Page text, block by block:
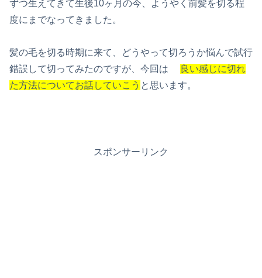
ずつ生えてきて生後10ヶ月の今、ようやく前髪を切る程
度にまでなってきました。
髪の毛を切る時期に来て、どうやって切ろうか悩んで試行
錯誤して切ってみたのですが、今回は
良い感じに切れ
た方法についてお話していこう と思います。
スポンサーリンク